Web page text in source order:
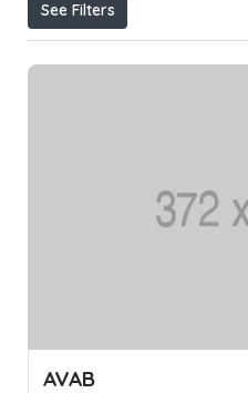
See Filters
AVAB